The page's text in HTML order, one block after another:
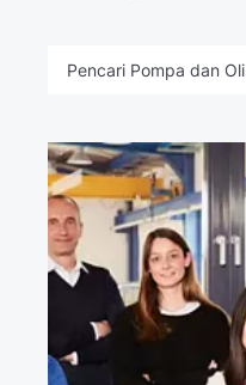
Pencari Pompa dan Oli